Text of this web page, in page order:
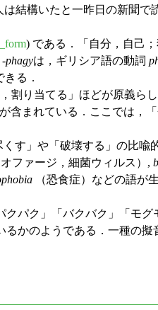
結構いたと一昨日の新聞
) である．「自分，自己
-phagyは，ギリシア語の動詞
る．
，割り当てる」ほどが原義
含まれている．ここでは，
す」や「破壊する」の比喩
ファージ，細菌ウィルス）,
（恐食症）などの語が
クパク」「バクバク」「モ
かのようである．一種の擬